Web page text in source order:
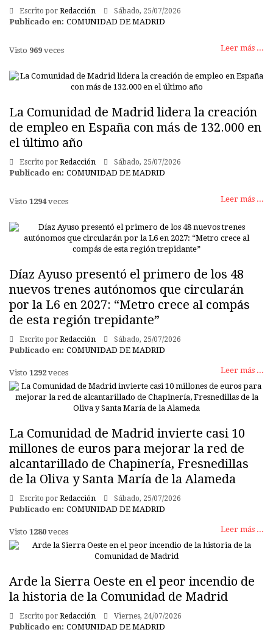
Escrito por Redacción Sábado, 25/07/2026
Publicado en: COMUNIDAD DE MADRID
Leer más ...
Visto 969 veces
La Comunidad de Madrid lidera la creación
de empleo en España con más de 132.000 en
el último año
Escrito por Redacción Sábado, 25/07/2026
Publicado en: COMUNIDAD DE MADRID
Leer más ...
Visto 1294veces
Díaz Ayuso presentó el primero de los 48
nuevos trenes autónomos que circularán
por la L6 en 2027: “Metro crece al compás
de esta región trepidante”
Escrito por Redacción Sábado, 25/07/2026
Publicado en: COMUNIDAD DE MADRID
Leer más ...
Visto 1292 veces
La Comunidad de Madrid invierte casi 10
millones de euros para mejorar la red de
alcantarillado de Chapinería, Fresnedillas
de la Oliva y Santa María de la Alameda
Escrito por Redacción Sábado, 25/07/2026
Publicado en: COMUNIDAD DE MADRID
Leer más ...
Visto 1280 veces
Arde la Sierra Oeste en el peor incendio de
la historia de la Comunidad de Madrid
Escrito por Redacción Viernes, 24/07/2026
Publicado en: COMUNIDAD DE MADRID